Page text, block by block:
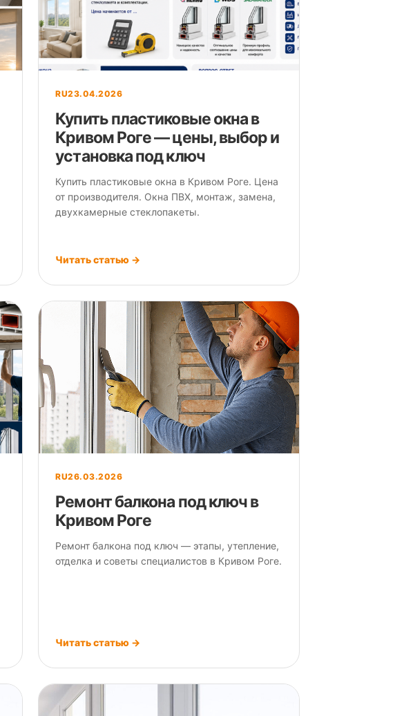
RU23.04.2026
Купить пластиковые окна в
Кривом Роге — цены, выбор и
установка под ключ
Купить пластиковые окна в Кривом Роге. Цена
от производителя. Окна ПВХ, монтаж, замена,
двухкамерные стеклопакеты.
Читать статью →
RU26.03.2026
Ремонт балкона под ключ в
Кривом Роге
Ремонт балкона под ключ — этапы, утепление,
отделка и советы специалистов в Кривом Роге.
Читать статью →